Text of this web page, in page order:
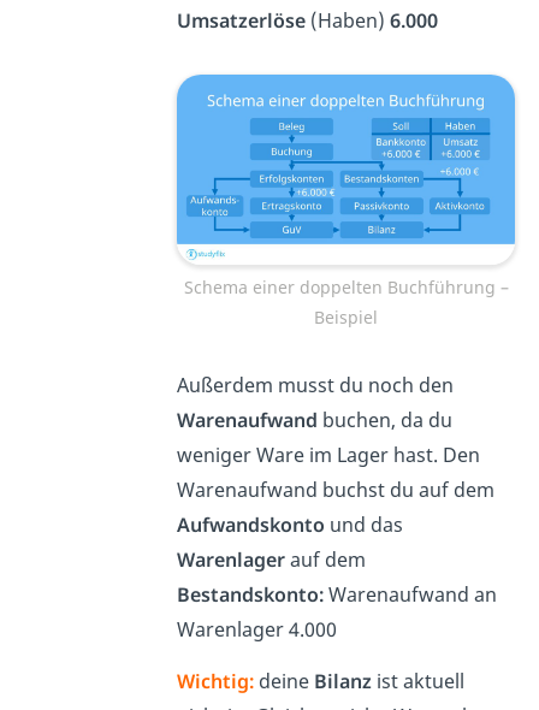
Umsatzerlöse (Haben) 6.000
Schema einer doppelten Buchführung –
Beispiel
Außerdem musst du noch den
Warenaufwand buchen, da du
weniger Ware im Lager hast. Den
Warenaufwand buchst du auf dem
Aufwandskonto und das
Warenlagerauf dem
Bestandskonto:Warenaufwand an
Warenlager 4.000
Wichtig: deine Bilanz ist aktuell